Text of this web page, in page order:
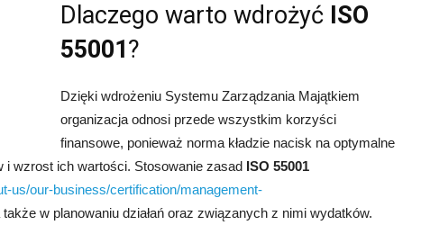
Dlaczego warto wdrożyć ISO
55001?
Dzięki wdrożeniu Systemu Zarządzania Majątkiem
organizacja odnosi przede wszystkim korzyści
finansowe, ponieważ norma kładzie nacisk na optymalne
wzrost ich wartości. Stosowanie zasad ISO 55001
us/our-business/certification/management-
w planowaniu działań oraz związanych z nimi wydatków.